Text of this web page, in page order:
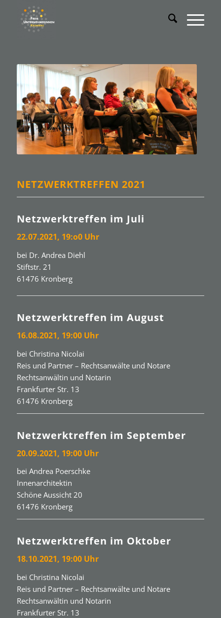
NETZWERKTREFFEN 2021
Netzwerktreffen im Juli
22.07.2021, 19:o0 Uhr
bei Dr. Andrea Diehl
Stiftstr. 21
61476 Kronberg
Netzwerktreffen im August
16.08.2021, 19:00 Uhr
bei Christina Nicolai
Reis und Partner – Rechtsanwälte und Notare
Rechtsanwältin und Notarin
Frankfurter Str. 13
61476 Kronberg
Netzwerktreffen im September
20.09.2021, 19:00 Uhr
bei Andrea Poerschke
Innenarchitektin
Schöne Aussicht 20
61476 Kronberg
Netzwerktreffen im Oktober
18.10.2021, 19:00 Uhr
bei Christina Nicolai
Reis und Partner – Rechtsanwälte und Notare
Rechtsanwältin und Notarin
Frankfurter Str. 13